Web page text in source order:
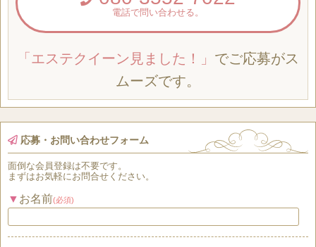
電話で問い合わせる。
「エステクイーン見ました！」 でご応募がス
ムーズです。
応募・お問い合わせフォーム
面倒な会員登録は不要です。
まずはお気軽にお問合せください。
お名前(必須)